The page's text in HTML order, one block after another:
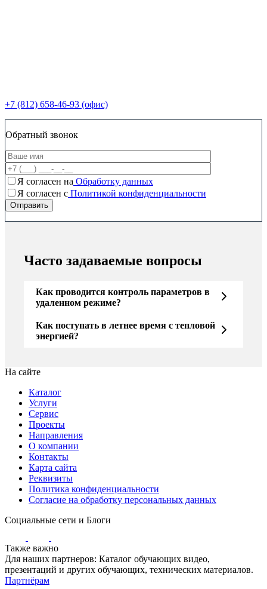
+7 (812) 658-46-93 (офис)
Обратный звонок
Я согласен на Обработку данных
Я согласен c Политикой конфиденциальности
Часто задаваемые вопросы
Как проводится контроль параметров в
удаленном режиме?
Как поступать в летнее время с тепловой
энергией?
На сайте
Каталог
Услуги
Сервис
Проекты
Направления
О компании
Контакты
Карта сайта
Реквизиты
Политика конфиденциальности
Согласие на обработку персональных данных
Социальные сети и Блоги
Также важно
Для наших партнеров: Каталог обучающих видео,
презентаций и других обучающих, технических материалов.
Партнёрам